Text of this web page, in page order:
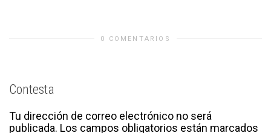
0 COMENTARIOS
Contesta
Tu dirección de correo electrónico no será
publicada. Los campos obligatorios están marcados